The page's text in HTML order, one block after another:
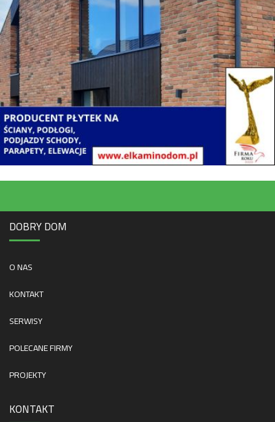
DOBRY DOM
O NAS
KONTAKT
SERWISY
POLECANE FIRMY
PROJEKTY
KONTAKT